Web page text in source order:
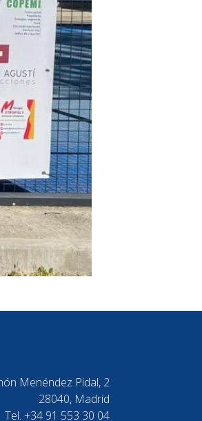
Menéndez Pidal, 2
28040, Madrid
Tel. +34 91 553 30 04